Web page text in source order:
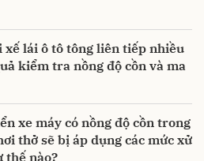
xế lái ô tô tông liên tiếp nhiều
kiểm tra nồng độ cồn và ma
xe máy có nồng độ cồn trong
thở sẽ bị áp dụng các mức xử
thế nào?